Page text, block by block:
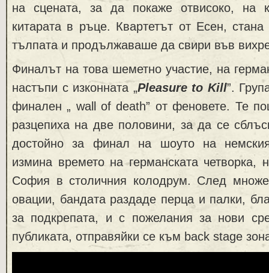
на сцената, за да покаже отвисоко, на
китарата в ръце. Квартетът от Есен,
тълпата и продължаваше да свири във
Финалът на това шеметно участие, на
настъпи с изконната „Pleasure to Kill”.
финален „ wall of death” от феновете. Те
разцепиха на две половини, за да се
достойно за финал на шоуто на немския
измина времето на германската четворка,
София в столичния колодрум. След
овации, бандата раздаде перца и палки,
за подкрепата, и с пожелания за нови
публиката, отправяйки се към back stage